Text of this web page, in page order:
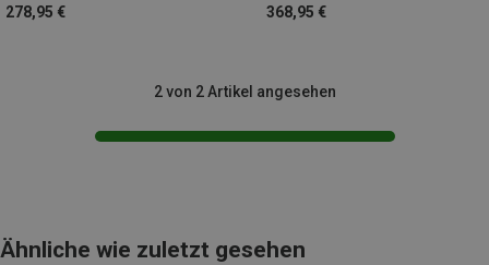
278,95 €
368,95 €
2 von 2 Artikel angesehen
Ähnliche wie zuletzt gesehen